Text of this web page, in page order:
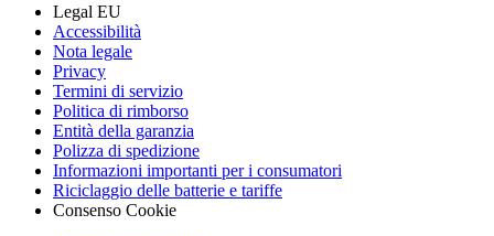
Legal EU
Accessibilità
Nota legale
Privacy
Termini di servizio
Politica di rimborso
Entità della garanzia
Polizza di spedizione
Informazioni importanti per i consumatori
Riciclaggio delle batterie e tariffe
Consenso Cookie